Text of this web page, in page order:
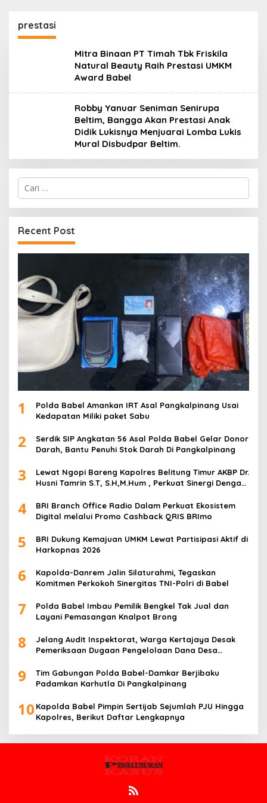
prestasi
Mitra Binaan PT Timah Tbk Friskila
Natural Beauty Raih Prestasi UMKM
Award Babel
Robby Yanuar Seniman Senirupa
Beltim, Bangga Akan Prestasi Anak
Didik Lukisnya Menjuarai Lomba Lukis
Mural Disbudpar Beltim.
Cari
untuk:
Recent Post
1
Polda Babel Amankan IRT Asal Pangkalpinang Usai
Kedapatan Miliki paket Sabu
2
Serdik SIP Angkatan 56 Asal Polda Babel Gelar Donor
Darah, Bantu Penuhi Stok Darah Di Pangkalpinang
3
Lewat Ngopi Bareng Kapolres Belitung Timur AKBP Dr.
Husni Tamrin S.T, S.H,M.Hum , Perkuat Sinergi Dengan
4
BRI Branch Office Radio Dalam Perkuat Ekosistem
Digital melalui Promo Cashback QRIS BRImo
5
BRI Dukung Kemajuan UMKM Lewat Partisipasi Aktif di
Harkopnas 2026
6
Kapolda-Danrem Jalin Silaturahmi, Tegaskan
Komitmen Perkokoh Sinergitas TNI-Polri di Babel
7
Polda Babel Imbau Pemilik Bengkel Tak Jual dan
Layani Pemasangan Knalpot Brong
8
Jelang Audit Inspektorat, Warga Kertajaya Desak
Pemeriksaan Dugaan Pengelolaan Dana Desa
9
Tim Gabungan Polda Babel-Damkar Berjibaku
Padamkan Karhutla Di Pangkalpinang
10 Kapolda Babel Pimpin Sertijab Sejumlah PJU Hingga
Kapolres, Berikut Daftar Lengkapnya